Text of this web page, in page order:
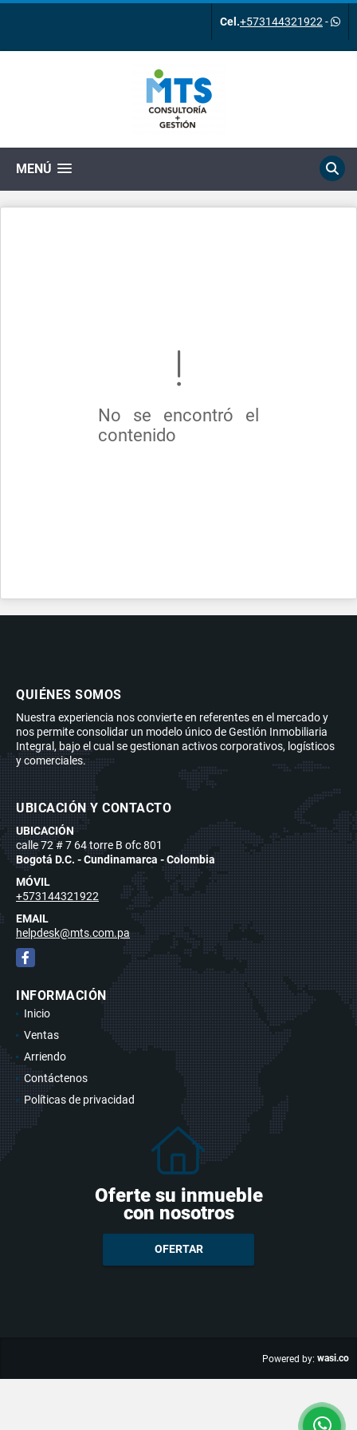
Cel.+573144321922 -
MENÚ
No se encontró el
contenido
QUIÉNES SOMOS
Nuestra experiencia nos convierte en referentes en el mercado y
nos permite consolidar un modelo único de Gestión Inmobiliaria
Integral, bajo el cual se gestionan activos corporativos, logísticos
y comerciales.
UBICACIÓN Y CONTACTO
UBICACIÓN
calle 72 # 7 64 torre B ofc 801
Bogotá D.C. - Cundinamarca - Colombia
MÓVIL
+573144321922
EMAIL
helpdesk@mts.com.pa
Facebook
INFORMACIÓN
Inicio
Ventas
Arriendo
Contáctenos
Políticas de privacidad
Oferte su inmueble
con nosotros
OFERTAR
Powered by: wasi.co